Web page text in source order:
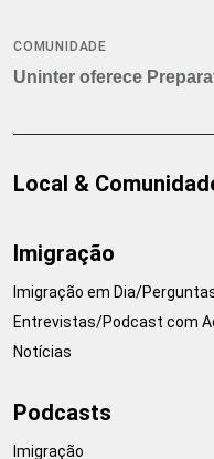
COMUNIDADE
Uninter oferece
Local &
Imigração
Imigração em Dia/
Entrevistas/Podcast com
Notícias
Podcasts
Imigração